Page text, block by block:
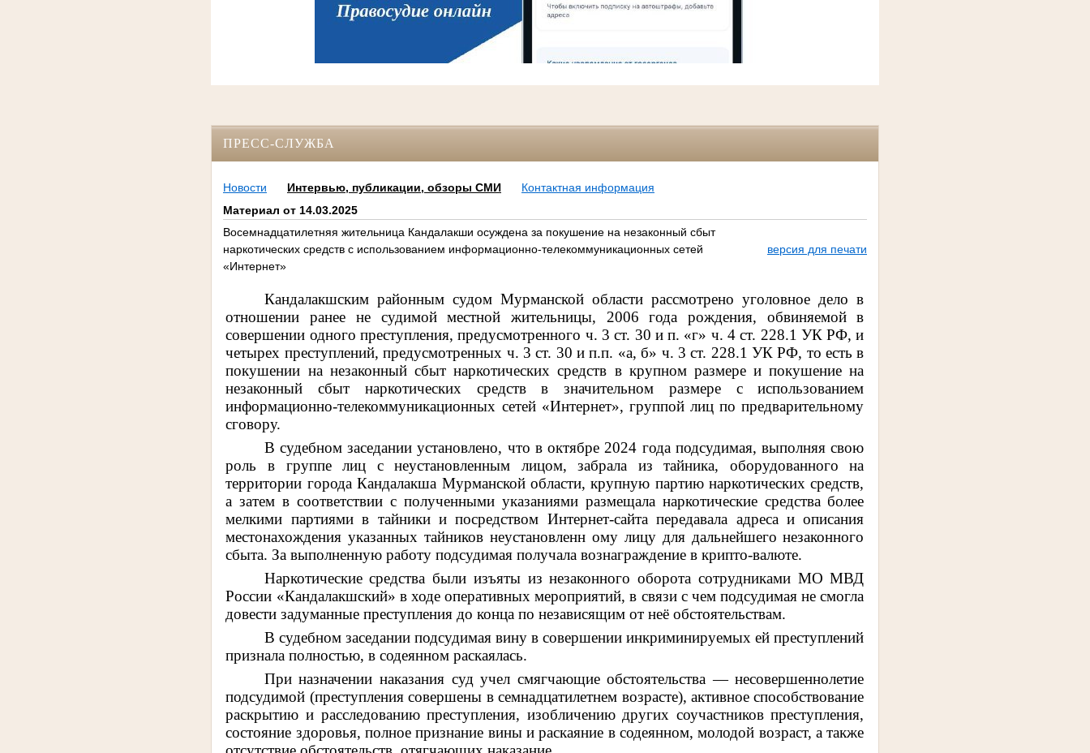
ПРЕСС-СЛУЖБА
Новости Интервью, публикации, обзоры СМИ
Контактная информация
Материал от 14.03.2025
Восемнадцатилетняя жительница Кандалакши осуждена за покушение на незаконный сбыт
наркотических средств с использованием информационно-телекоммуникационных сетей
«Интернет»
версия для печати
Кандалакшским районным судом Мурманской области рассмотрено уголовное дело в
отношении ранее не судимой местной жительницы, 2006 года рождения, обвиняемой в
совершении одного преступления, предусмотренного ч. 3 ст. 30 и п. «г» ч. 4 ст. 228.1 УК РФ, и
четырех преступлений, предусмотренных ч. 3 ст. 30 и п.п. «а, б» ч. 3 ст. 228.1 УК РФ, то есть в
покушении на незаконный сбыт наркотических средств в крупном размере и покушение на
незаконный сбыт наркотических средств в значительном размере с использованием
информационно-телекоммуникационных сетей «Интернет», группой лиц по предварительному
сговору.
В судебном заседании установлено, что в октябре 2024 года подсудимая, выполняя свою
роль в группе лиц с неустановленным лицом, забрала из тайника, оборудованного на
территории города Кандалакша Мурманской области, крупную партию наркотических средств,
а затем в соответствии с полученными указаниями размещала наркотические средства более
мелкими партиями в тайники и посредством Интернет-сайта передавала адреса и описания
местонахождения указанных тайников неустановленн ому лицу для дальнейшего незаконного
сбыта. За выполненную работу подсудимая получала вознаграждение в крипто-валюте.
Наркотические средства были изъяты из незаконного оборота сотрудниками МО МВД
России «Кандалакшский» в ходе оперативных мероприятий, в связи с чем подсудимая не смогла
довести задуманные преступления до конца по независящим от неё обстоятельствам.
В судебном заседании подсудимая вину в совершении инкриминируемых ей преступлений
признала полностью, в содеянном раскаялась.
При назначении наказания суд учел смягчающие обстоятельства — несовершеннолетие
подсудимой (преступления совершены в семнадцатилетнем возрасте), активное способствование
раскрытию и расследованию преступления, изобличению других соучастников преступления,
состояние здоровья, полное признание вины и раскаяние в содеянном, молодой возраст, а также